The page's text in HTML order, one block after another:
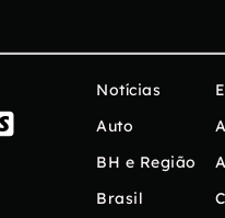
Notícias
Auto
BH e Região
Brasil